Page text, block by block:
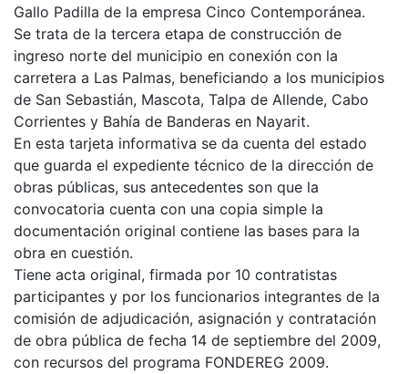
Gallo Padilla de la empresa Cinco Contemporánea.
Se trata de la tercera etapa de construcción de
ingreso norte del municipio en conexión con la
carretera a Las Palmas, beneficiando a los municipios
de San Sebastián, Mascota, Talpa de Allende, Cabo
Corrientes y Bahía de Banderas en Nayarit.
En esta tarjeta informativa se da cuenta del estado
que guarda el expediente técnico de la dirección de
obras públicas, sus antecedentes son que la
convocatoria cuenta con una copia simple la
documentación original contiene las bases para la
obra en cuestión.
Tiene acta original, firmada por 10 contratistas
participantes y por los funcionarios integrantes de la
comisión de adjudicación, asignación y contratación
de obra pública de fecha 14 de septiembre del 2009,
con recursos del programa FONDEREG 2009.